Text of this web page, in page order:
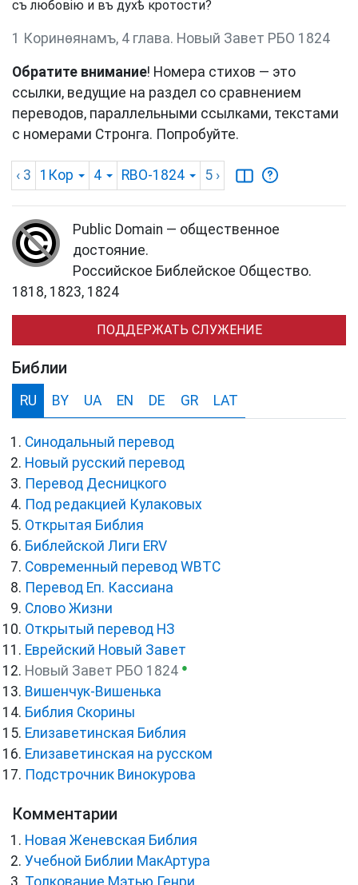
съ любовію и въ духѣ кротости?
1 Коринѳянамъ, 4 глава. Новый Завет РБО 1824
Обратите внимание! Номера стихов — это
ссылки, ведущие на раздел со сравнением
переводов, параллельными ссылками, текстами
с номерами Стронга. Попробуйте.
‹ 3 1Кор 4 RBO-1824 5 ›
Public Domain — общественное
достояние.
Российское Библейское Общество.
1818, 1823, 1824
ПОДДЕРЖАТЬ СЛУЖЕНИЕ
Библии
RU BY UA EN DE GR LAT
Синодальный перевод
Новый русский перевод
Перевод Десницкого
Под редакцией Кулаковых
Открытая Библия
Библейской Лиги ERV
Cовременный перевод WBTC
Перевод Еп. Кассиана
Слово Жизни
Открытый перевод НЗ
Еврейский Новый Завет
Новый Завет РБО 1824 ●
Вишенчук-Вишенька
Библия Скорины
Елизаветинская Библия
Елизаветинская на русском
Подстрочник Винокурова
Комментарии
Новая Женевская Библия
Учебной Библии МакАртура